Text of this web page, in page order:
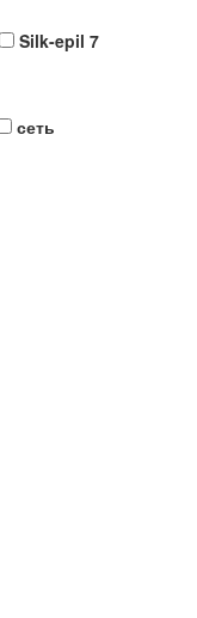
Silk-epil 7
сеть